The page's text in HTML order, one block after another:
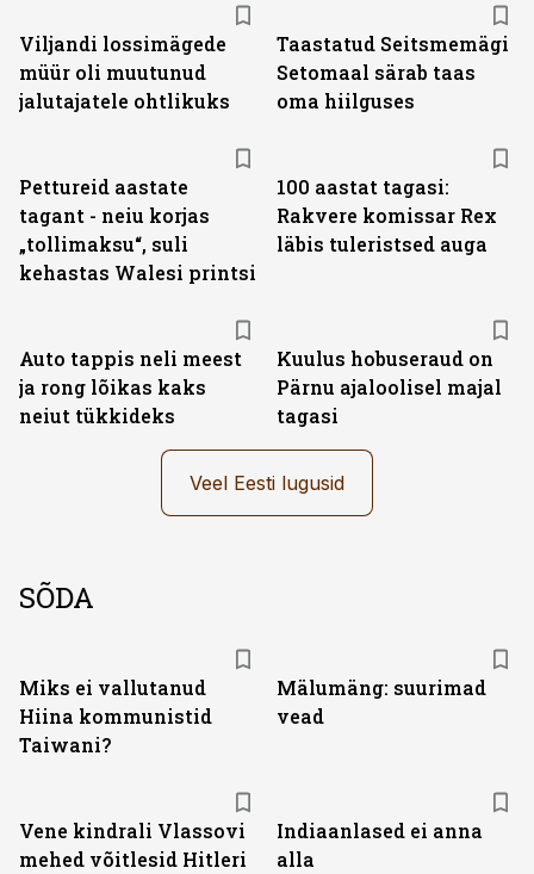
Viljandi lossimägede
müür oli muutunud
jalutajatele ohtlikuks
Taastatud Seitsmemägi
Setomaal särab taas
oma hiilguses
Pettureid aastate
tagant - neiu korjas
„tollimaksu“, suli
kehastas Walesi printsi
100 aastat tagasi:
Rakvere komissar Rex
läbis tuleristsed auga
Auto tappis neli meest
ja rong lõikas kaks
neiut tükkideks
Kuulus hobuseraud on
Pärnu ajaloolisel majal
tagasi
Veel Eesti lugusid
SÕDA
Miks ei vallutanud
Hiina kommunistid
Taiwani?
Mälumäng: suurimad
vead
Vene kindrali Vlassovi
mehed võitlesid Hitleri
Indiaanlased ei anna
alla